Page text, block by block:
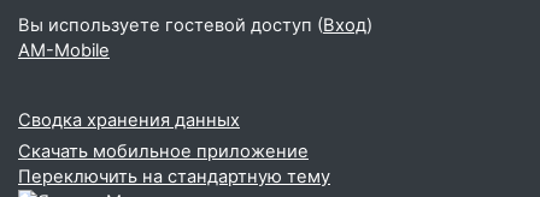
Вы используете гостевой доступ (Вход)
AM-Mobile
Сводка хранения данных
Скачать мобильное приложение
Переключить на стандартную тему